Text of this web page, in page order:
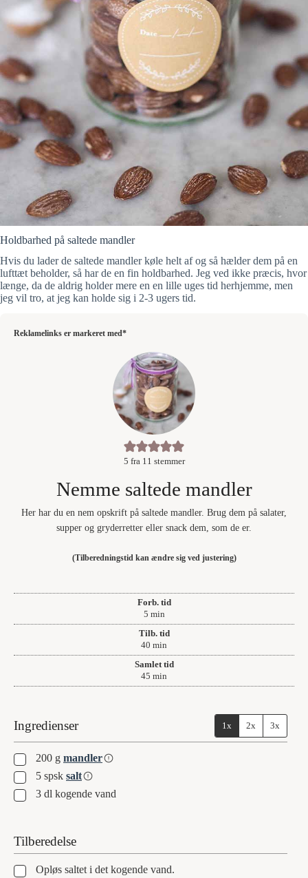
Holdbarhed på saltede mandler
Hvis du lader de saltede mandler køle helt af og så hælder dem på en
lufttæt beholder, så har de en fin holdbarhed. Jeg ved ikke præcis, hvor
længe, da de aldrig holder mere en en lille uges tid herhjemme, men
jeg vil tro, at jeg kan holde sig i 2-3 ugers tid.
Reklamelinks er markeret med*
5 fra 11 stemmer
Nemme saltede mandler
Her har du en nem opskrift på saltede mandler. Brug dem på salater,
supper og gryderretter eller snack dem, som de er.
(Tilberedningstid kan ændre sig ved justering)
Forb. tid
5minutter
min
Tilb. tid
40 minutter
min
Samlet tid
45 minutter
min
Ingredienser 1x 2x 3x
▢
200 g mandler
▢
5 spsk salt
▢
3 dl kogende vand
Tilberedelse
▢
Opløs saltet i det kogende vand.